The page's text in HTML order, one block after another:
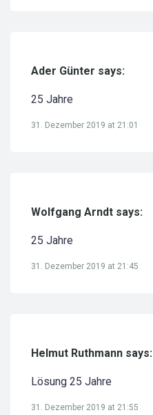
Ader Günter says:
25 Jahre
31. Dezember 2019 at 21:01
Wolfgang Arndt says:
25 Jahre
31. Dezember 2019 at 21:45
Helmut Ruthmann says:
Lösung 25 Jahre
31. Dezember 2019 at 21:55